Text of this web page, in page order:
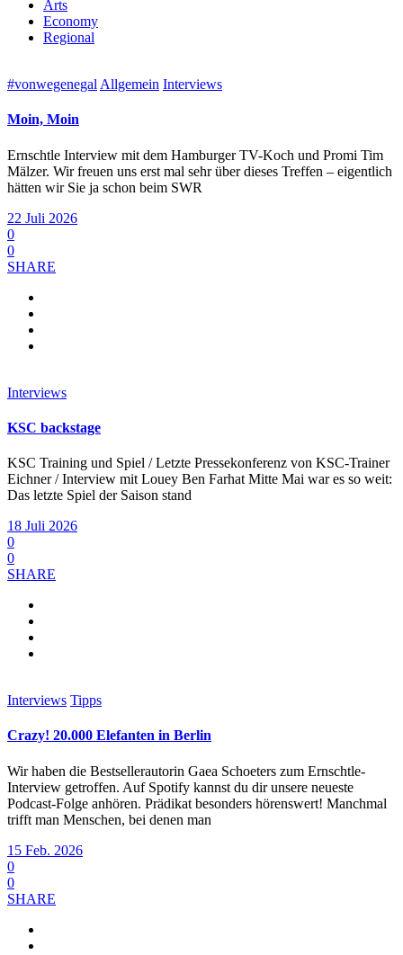
Arts
Economy
Regional
#vonwegenegal Allgemein Interviews
Moin, Moin
Ernschtle Interview mit dem Hamburger TV-Koch und Promi Tim
Mälzer. Wir freuen uns erst mal sehr über dieses Treffen – eigentlich
hätten wir Sie ja schon beim SWR
22 Juli 2026
0
0
SHARE
Interviews
KSC backstage
KSC Training und Spiel / Letzte Pressekonferenz von KSC-Trainer
Eichner / Interview mit Louey Ben Farhat Mitte Mai war es so weit:
Das letzte Spiel der Saison stand
18 Juli 2026
0
0
SHARE
Interviews Tipps
Crazy! 20.000 Elefanten in Berlin
Wir haben die Bestsellerautorin Gaea Schoeters zum Ernschtle-
Interview getroffen. Auf Spotify kannst du dir unsere neueste
Podcast-Folge anhören. Prädikat besonders hörenswert! Manchmal
trifft man Menschen, bei denen man
15 Feb. 2026
0
0
SHARE